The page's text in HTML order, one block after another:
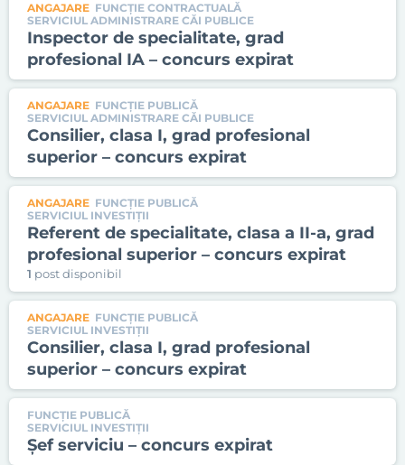
ANGAJARE FUNCȚIE CONTRACTUALĂ
SERVICIUL ADMINISTRARE CĂI PUBLICE
Inspector de specialitate, grad
profesional IA – concurs expirat
ANGAJARE FUNCȚIE PUBLICĂ
SERVICIUL ADMINISTRARE CĂI PUBLICE
Consilier, clasa I, grad profesional
superior – concurs expirat
ANGAJARE FUNCȚIE PUBLICĂ
SERVICIUL INVESTIŢII
Referent de specialitate, clasa a II-a, grad
profesional superior – concurs expirat
1 post disponibil
ANGAJARE FUNCȚIE PUBLICĂ
SERVICIUL INVESTIŢII
Consilier, clasa I, grad profesional
superior – concurs expirat
FUNCȚIE PUBLICĂ
SERVICIUL INVESTIŢII
Șef serviciu – concurs expirat